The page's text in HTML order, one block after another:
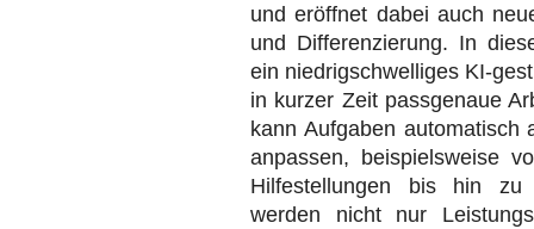
und eröffnet dabei auch
und Differenzierung. In
ein niedrigschwelliges KI-
in kurzer Zeit passgenaue
kann Aufgaben automatisch
anpassen, beispielsweise
Hilfestellungen bis hin zu
werden nicht nur